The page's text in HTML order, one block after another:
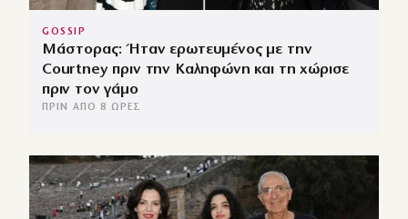
GOSSIP
Μάστορας: Ήταν ερωτευμένος με την
Courtney πριν την Καληφώνη και τη χώρισε
πριν τον γάμο
ΠΡΙΝ ΑΠΌ 8 ΏΡΕΣ